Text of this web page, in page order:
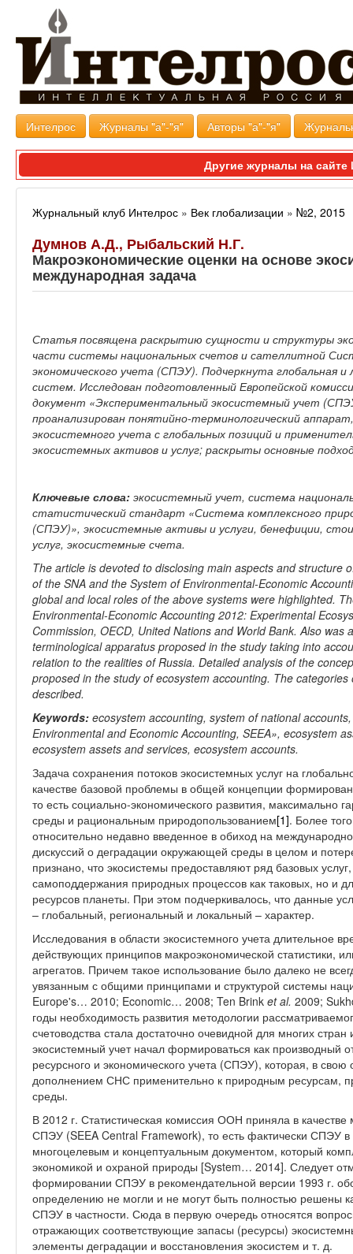
Интелрос Журналы "а"-"я" Авторы "а"-"я"
Другие журналы на
Журнальный клуб Интелрос » Век глобализации » №2, 2015
Думнов А.Д., Рыбальский Н.Г.
Макроэкономические оценки на основе
международная задача
Статья посвящена раскрытию сущности и структуры
части системы национальных счетов и сателлитной
экономического учета (СПЭУ). Подчеркнута глобальная и
систем. Исследован подготовленный Европейской
документ «Экспериментальный экосистемный учет
проанализирован понятийно-терминологический
экосистемного учета с глобальных позиций и
экосистемных активов и услуг; раскрыты основные
Ключевые слова: экосистемный учет, система
статистический стандарт «Система комплексного
(СПЭУ)», экосистемные активы и услуги, бенефиции,
услуг, экосистемные счета.
The article is devoted to disclosing main aspects and structure
of the SNA and the System of Environmental-Economic
global and local roles of the above systems were highlighted.
Environmental-Economic Accounting 2012: Experimental
Commission, OECD, United Nations and World Bank. Also was
terminological apparatus proposed in the study taking into
relation to the realities of Russia. Detailed analysis of the
proposed in the study of ecosystem accounting. The
described.
Keywords: ecosystem accounting, system of national
Environmental and Economic Accounting, SEEA», ecosystem
ecosystem assets and services, ecosystem accounts.
Задача сохранения потоков экосистемных услуг на
качестве базовой проблемы в общей концепции
то есть социально-экономического развития, максимально
среды и рациональным природопользованием[1]. Более
относительно недавно введенное в обиход на
дискуссий о деградации окружающей среды в целом и
признано, что экосистемы предоставляют ряд базовых
самоподдержания природных процессов как таковых, но и
ресурсов планеты. При этом подчеркивалось, что данные
– глобальный, региональный и локальный – характер.
Исследования в области экосистемного учета длительное
действующих принципов макроэкономической статистики,
агрегатов. Причем такое использование было далеко не
увязанным с общими принципами и структурой системы
Europe's… 2010; Economic… 2008; Ten Brink et al. 2009;
годы необходимость развития методологии
счетоводства стала достаточно очевидной для многих
экосистемный учет начал формироваться как производный
ресурсного и экономического учета (СПЭУ), которая, в
дополнением СНС применительно к природным ресурсам,
среды.
В 2012 г. Статистическая комиссия ООН приняла в
СПЭУ (SEEA Central Framework), то есть фактически СПЭУ в
многоцелевым и концептуальным документом, который
экономикой и охраной природы [System… 2014]. Следует
формировании СПЭУ в рекомендательной версии 1993 г.
определению не могли и не могут быть полностью решены
СПЭУ в частности. Сюда в первую очередь относятся
отражающих соответствующие запасы (ресурсы)
элементы деградации и восстановления экосистем и т. д.